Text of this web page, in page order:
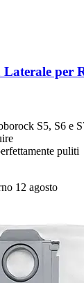
per
S5, S6 e
puliti
12 agosto